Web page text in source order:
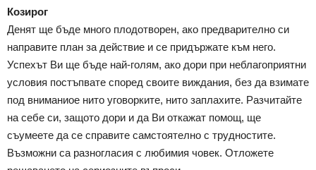
Козирог
Денят ще бъде много плодотворен, ако предварително си
направите план за действие и се придържате към него.
Успехът Ви ще бъде най-голям, ако дори при неблагоприятни
условия постъпвате според своите виждания, без да взимате
под вниманиое нито уговорките, нито заплахите. Разчитайте
на себе си, защото дори и да Ви откажат помощ, ще
съумеете да се справите самстоятелно с трудностите.
Възможни са разногласия с любимия човек. Отложете